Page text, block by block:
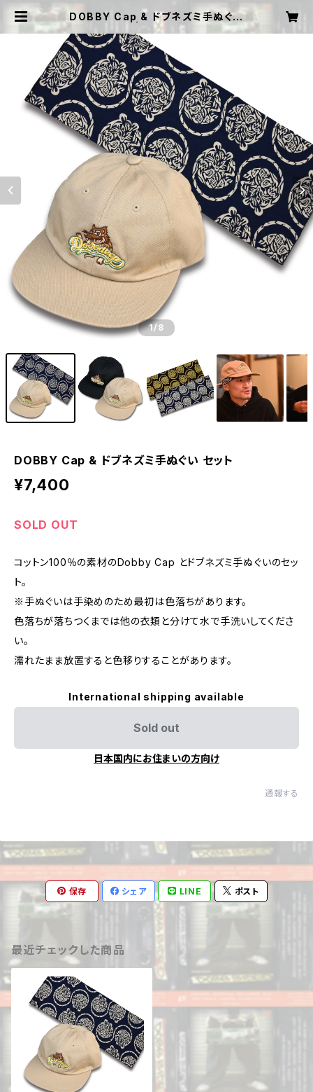
DOBBY Cap & ドブネズミ手ぬぐい
セット | DOBBSHOP
1/8
DOBBY Cap & ドブネズミ手ぬぐい セット
¥7,400
SOLD OUT
コットン100％の素材のDobby Cap とドブネズミ手ぬぐいのセッ
ト。
※手ぬぐいは手染めのため最初は色落ちがあります。
色落ちが落ちつくまでは他の衣類と分けて水で手洗いしてくださ
い。
濡れたまま放置すると色移りすることがあります。
International shipping available
Sold out
日本国内にお住まいの方向け
通報する
保存 シェア LINE ポスト
最近チェックした商品